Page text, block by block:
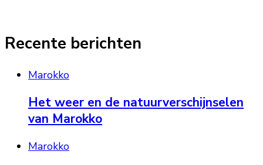
Recente berichten
Marokko
Het weer en de natuurverschijnselen
van Marokko
Marokko